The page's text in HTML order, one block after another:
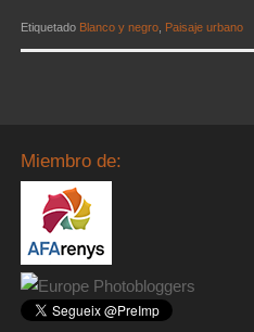
Etiquetado Blanco y negro, Paisaje urbano
Miembro de: